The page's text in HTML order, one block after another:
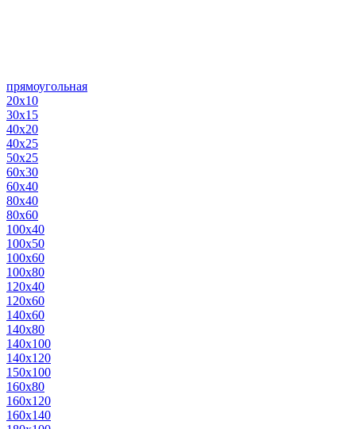
прямоугольная
20х10
30х15
40х20
40х25
50х25
60х30
60х40
80х40
80х60
100х40
100х50
100х60
100х80
120х40
120х60
140х60
140х80
140х100
140х120
150х100
160х80
160х120
160х140